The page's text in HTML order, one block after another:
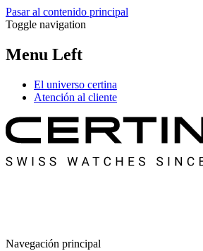
Pasar al contenido principal
Toggle navigation
Menu Left
El universo certina
Atención al cliente
Navegación principal